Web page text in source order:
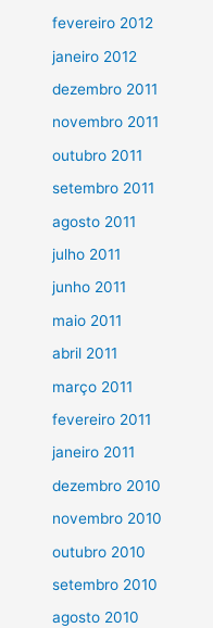
fevereiro 2012
janeiro 2012
dezembro 2011
novembro 2011
outubro 2011
setembro 2011
agosto 2011
julho 2011
junho 2011
maio 2011
abril 2011
março 2011
fevereiro 2011
janeiro 2011
dezembro 2010
novembro 2010
outubro 2010
setembro 2010
agosto 2010